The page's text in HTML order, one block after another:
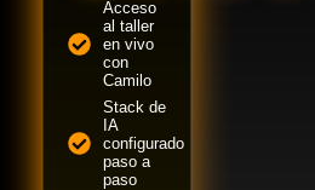
Acceso
al taller
en vivo
con
Camilo
Stack de
IA
configurado
paso a
paso